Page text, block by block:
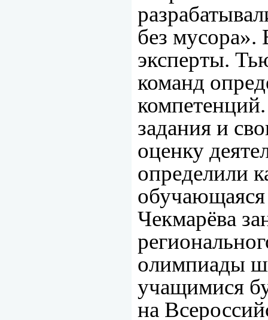
без мусора».
эксперты.
команд
задания и
оценку
определили
Чекмарёва
олимпиады
учащимися
на